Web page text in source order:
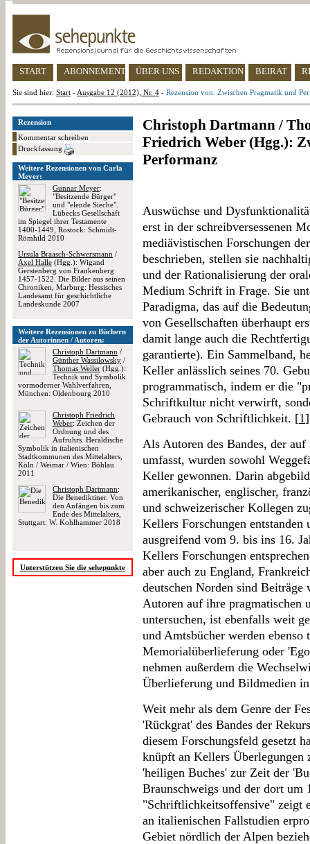
START ABONNEMENT ÜBER UNS REDAKTION BEIRAT
Sie sind hier: Start - Ausgabe 12 (2012), Nr. 4 - Rezension von: Zwischen Pragmatik und
Rezension
Kommentar schreiben
Druckfassung
Weitere Rezensionen von Carla
Meyer:
Gunnar Meyer:
"Besitzende Bürger"
und "elende Sieche".
Lübecks Gesellschaft
im Spiegel ihrer Testamente
1400-1449, Rostock: Schmidt-
Römhild 2010
Ursula Braasch-Schwersmann /
Axel Halle (Hgg.): Wigand
Gerstenberg von Frankenberg
1457-1522. Die Bilder aus seinen
Chroniken, Marburg: Hessisches
Landesamt für geschichtliche
Landeskunde 2007
Weitere Rezensionen zu Büchern
der Autorinnen / Autoren:
Christoph Dartmann /
Günther Wassilowsky /
Thomas Weller (Hgg.):
Technik und Symbolik
vormoderner Wahlverfahren,
München: Oldenbourg 2010
Christoph Friedrich
Weber: Zeichen der
Ordnung und des
Aufruhrs. Heraldische
Symbolik in italienischen
Stadtkommunen des Mittelalters,
Köln / Weimar / Wien: Böhlau
2011
Christoph Dartmann:
Die Benediktiner. Von
den Anfängen bis zum
Ende des Mittelalters,
Stuttgart: W. Kohlhammer 2018
Unterstützen Sie die sehepunkte
Christoph Dartmann /
Friedrich Weber (Hgg.):
Performanz
Auswüchse und
erst in der schreibversessenen
mediävistischen Forschungen
beschrieben, stellen sie
und der Rationalisierung der
Medium Schrift in Frage. Sie
Paradigma, das auf die
von Gesellschaften überhaupt
damit lange auch die
garantierte). Ein Sammelband,
Keller anlässlich seines 70.
programmatisch, indem er die
Schriftkultur nicht verwirft,
Gebrauch von Schriftlichkeit. [1]
Als Autoren des Bandes, der
umfasst, wurden sowohl
Keller gewonnen. Darin
amerikanischer, englischer,
und schweizerischer Kollegen
Kellers Forschungen
ausgreifend vom 9. bis ins 16.
Kellers Forschungen
aber auch zu England,
deutschen Norden sind
Autoren auf ihre pragmatischen
untersuchen, ist ebenfalls weit
und Amtsbücher werden
Memorialüberlieferung oder
nehmen außerdem die
Überlieferung und Bildmedien
Weit mehr als dem Genre der
'Rückgrat' des Bandes der
diesem Forschungsfeld gesetzt
knüpft an Kellers Überlegungen
'heiligen Buches' zur Zeit der
Braunschweigs und der dort um
"Schriftlichkeitsoffensive" zeigt
an italienischen Fallstudien
Gebiet nördlich der Alpen